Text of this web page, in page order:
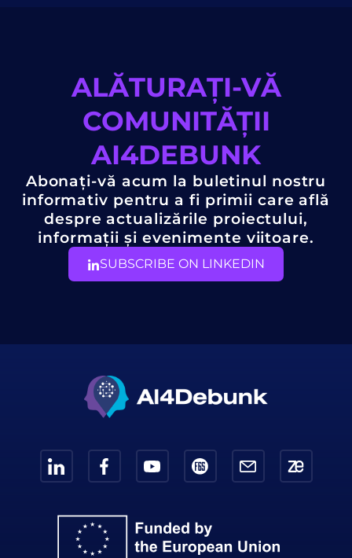
ALĂTURAȚI-VĂ
COMUNITĂȚII
AI4DEBUNK
Abonați-vă acum la buletinul nostru
informativ pentru a fi primii care află
despre actualizările proiectului,
informații și evenimente viitoare.
SUBSCRIBE ON LINKEDIN